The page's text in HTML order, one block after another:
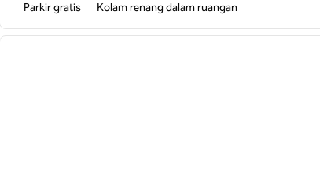
Parkir gratis Kolam renang dalam ruangan
berikutnya
1 dari 12